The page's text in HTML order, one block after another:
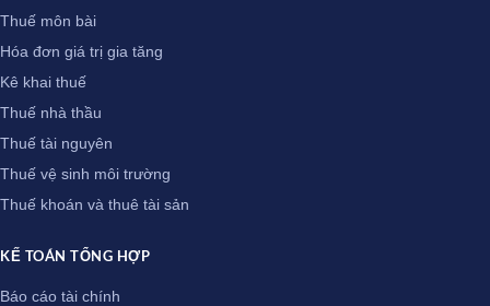
Thuế môn bài
Hóa đơn giá trị gia tăng
Kê khai thuế
Thuế nhà thầu
Thuế tài nguyên
Thuế vệ sinh môi trường
Thuế khoán và thuê tài sản
KẾ TOÁN TỔNG HỢP
Báo cáo tài chính